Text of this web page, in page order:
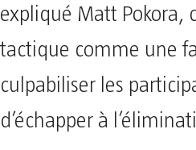
expliqué Matt Pokora,
tactique comme une
culpabiliser les
d’échapper à